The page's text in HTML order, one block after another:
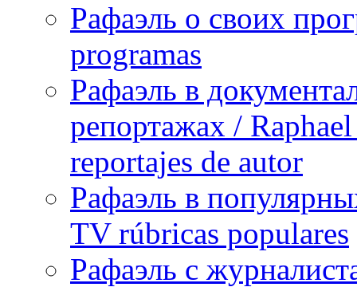
Рафаэль о своих
programas
Рафаэль в
репортажах /
reportajes de autor
Рафаэль в
TV rúbricas populares
Рафаэль с